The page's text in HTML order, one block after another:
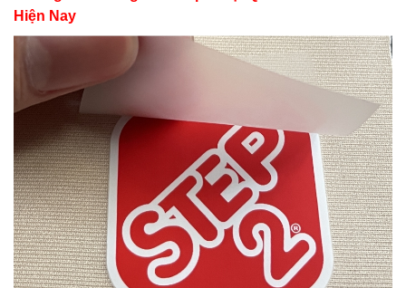
Hiện Nay